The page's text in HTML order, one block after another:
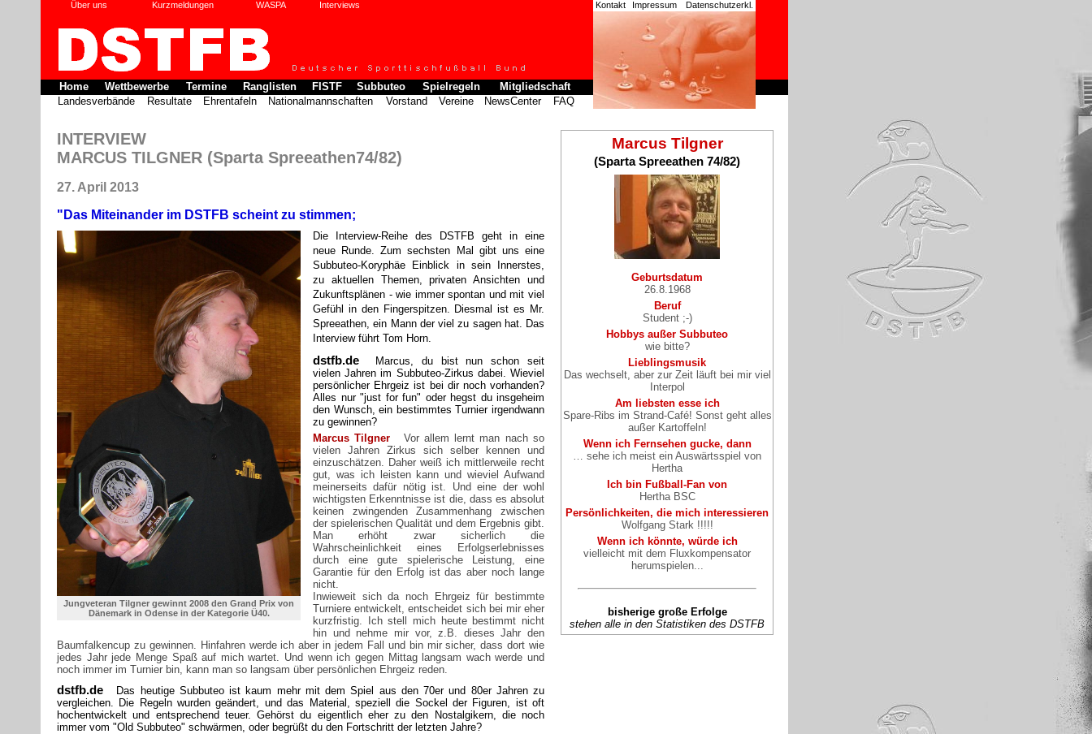
Über uns Kurzmeldungen WASPA Interviews Kontakt Impressum Datenschutzerkl.
Home Wettbewerbe Termine Ranglisten FISTF Subbuteo Spielregeln
Mitgliedschaft
Landesverbände
Resultate Ehrentafeln Nationalmannschaften Vorstand Vereine NewsCenter FAQ
INTERVIEW
MARCUS TILGNER (Sparta Spreeathen74/82)
27. April 2013
"Das Miteinander im DSTFB scheint zu stimmen;
Jungveteran Tilgner gewinnt 2008 den Grand Prix von
Dänemark in Odense in der Kategorie Ü40.
Die Interview-Reihe des DSTFB geht in eine
neue Runde. Zum sechsten Mal gibt uns eine
Subbuteo-Koryphäe Einblick in sein Innerstes,
zu aktuellen Themen, privaten Ansichten und
Zukunftsplänen - wie immer spontan und mit viel
Gefühl in den Fingerspitzen. Diesmal ist es Mr.
Spreeathen, ein Mann der viel zu sagen hat. Das
Interview führt Tom Horn.
dstfb.de
Marcus, du bist nun schon seit
vielen Jahren im Subbuteo-Zirkus dabei. Wieviel
persönlicher Ehrgeiz ist bei dir noch vorhanden?
Alles nur "just for fun" oder hegst du insgeheim
den Wunsch, ein bestimmtes Turnier irgendwann
zu gewinnen?
Marcus Tilgner
Vor allem lernt man nach so
vielen Jahren Zirkus sich selber kennen und
einzuschätzen. Daher weiß ich mittlerweile recht
gut, was ich leisten kann und wieviel Aufwand
meinerseits dafür nötig ist. Und eine der wohl
wichtigsten Erkenntnisse ist die, dass es absolut
keinen zwingenden Zusammenhang zwischen
der spielerischen Qualität und dem Ergebnis gibt.
Man erhöht zwar sicherlich die
Wahrscheinlichkeit eines Erfolgserlebnisses
durch eine gute spielerische Leistung, eine
Garantie für den Erfolg ist das aber noch lange
nicht.
Inwieweit sich da noch Ehrgeiz für bestimmte
Turniere entwickelt, entscheidet sich bei mir eher
kurzfristig. Ich stell mich heute bestimmt nicht
hin und nehme mir vor, z.B. dieses Jahr den
Baumfalkencup zu gewinnen. Hinfahren werde ich aber in jedem Fall und bin mir sicher, dass dort wie
jedes Jahr jede Menge Spaß auf mich wartet. Und wenn ich gegen Mittag langsam wach werde und
noch immer im Turnier bin, kann man so langsam über persönlichen Ehrgeiz reden.
dstfb.de
Das heutige Subbuteo ist kaum mehr mit dem Spiel aus den 70er und 80er Jahren zu
vergleichen. Die Regeln wurden geändert, und das Material, speziell die Sockel der Figuren, ist oft
hochentwickelt und entsprechend teuer. Gehörst du eigentlich eher zu den Nostalgikern, die noch
immer vom "Old Subbuteo" schwärmen, oder begrüßt du den Fortschritt der letzten Jahre?
Marcus Tilgner
(Sparta Spreeathen 74/82)
Geburtsdatum
26.8.1968
Beruf
Student ;-)
Hobbys außer Subbuteo
wie bitte?
Lieblingsmusik
Das wechselt, aber zur Zeit läuft bei mir viel
Interpol
Am liebsten esse ich
Spare-Ribs im Strand-Café! Sonst geht alles
außer Kartoffeln!
Wenn ich Fernsehen gucke, dann
… sehe ich meist ein Auswärtsspiel von
Hertha
Ich bin Fußball-Fan von
Hertha BSC
Persönlichkeiten, die mich interessieren
Wolfgang Stark !!!!!
Wenn ich könnte, würde ich
vielleicht mit dem Fluxkompensator
herumspielen...
bisherige große Erfolge
stehen alle in den Statistiken des DSTFB